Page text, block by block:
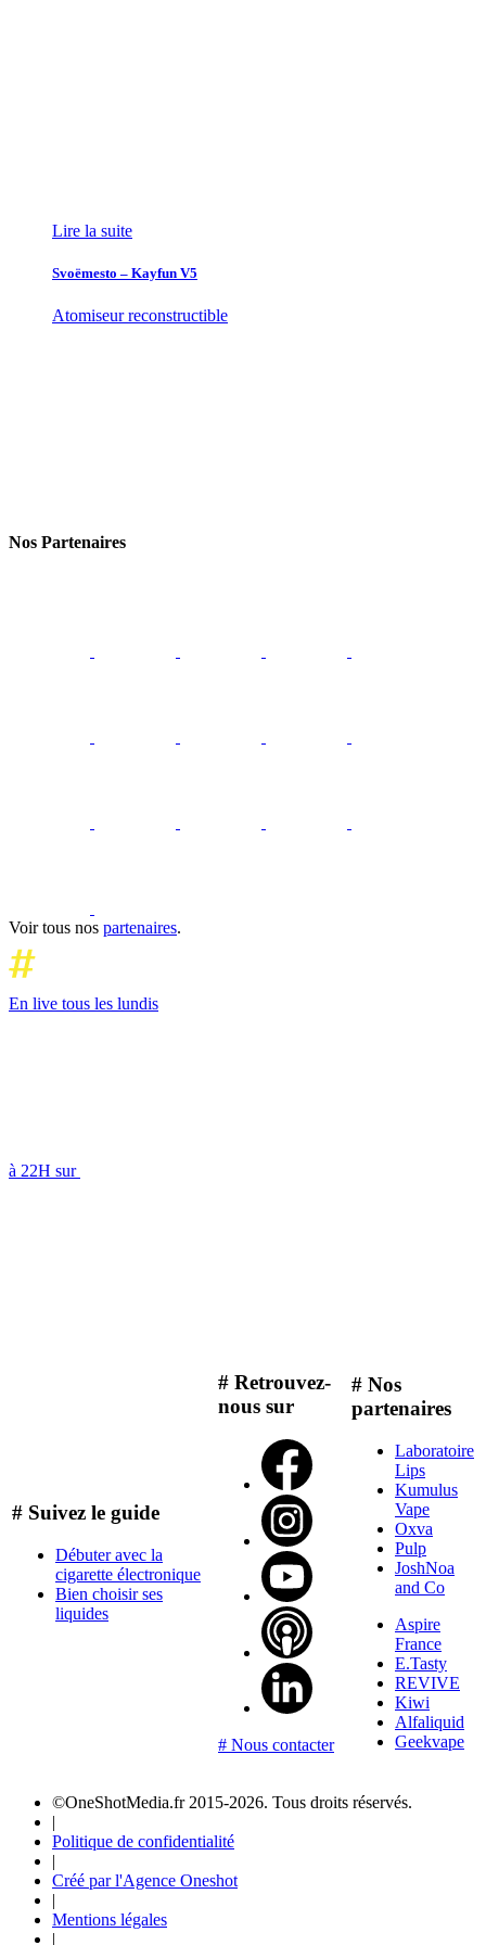
Lire la suite
Svoëmesto – Kayfun V5
Atomiseur reconstructible
Nos Partenaires
Voir tous nos partenaires.
En live tous les lundis
à 22H sur
# Suivez le guide
Débuter avec la
cigarette électronique
Bien choisir ses
liquides
# Retrouvez-
nous sur
# Nous contacter
# Nos
partenaires
Laboratoire
Lips
Kumulus
Vape
Oxva
Pulp
JoshNoa
and Co
Aspire
France
E.Tasty
REVIVE
Kiwi
Alfaliquid
Geekvape
©OneShotMedia.fr 2015-2026. Tous droits réservés.
|
Politique de confidentialité
|
Créé par l'Agence Oneshot
|
Mentions légales
|